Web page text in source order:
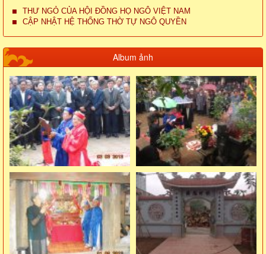
THƯ NGỎ CỦA HỘI ĐỒNG HỌ NGÔ VIỆT NAM
CẬP NHẬT HỆ THỐNG THỜ TỰ NGÔ QUYỀN
Album ảnh